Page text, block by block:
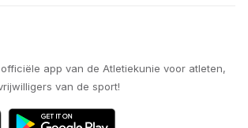
app van de Atletiekunie voor atleten,
van de sport!